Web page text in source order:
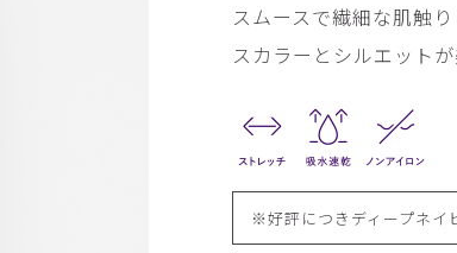
スムースで繊細な肌触
スカラーとシルエット
※好評につきディープネイ